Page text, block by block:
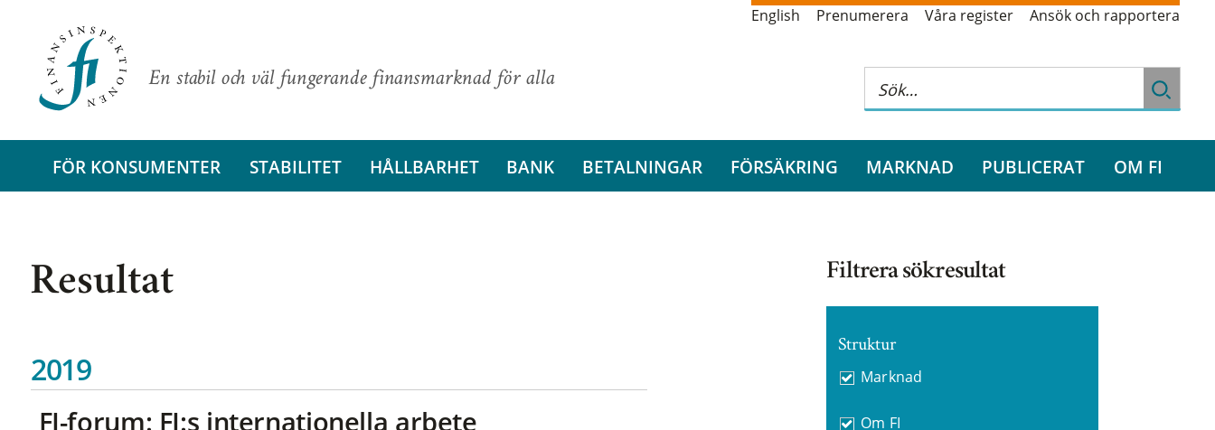
En stabil och väl fungerande finansmarknad för alla
English Prenumerera Våra register Ansök och rapportera
FÖR KONSUMENTER STABILITET HÅLLBARHET BANK BETALNINGAR FÖRSÄKRING MARKNAD PUBLICERAT OM FI
Resultat
2019
FI-forum: FI:s internationella arbete
Filtrera sökresultat
Struktur
Marknad
Om FI